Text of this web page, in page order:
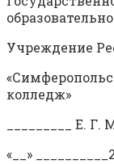
Учреждение
колледж»
_________ Е.
«__»